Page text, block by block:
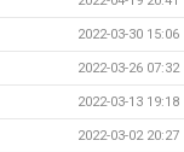
2022-03-30 15:06
2022-03-26 07:32
2022-03-13 19:18
2022-03-02 20:27